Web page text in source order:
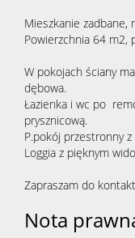
Mieszkanie zadbane,
Powierzchnia 64 m2,
W pokojach ściany
dębowa.
Łazienka i wc po
prysznicową.
P.pokój przestronny
Loggia z pięknym
Zapraszam do
Nota